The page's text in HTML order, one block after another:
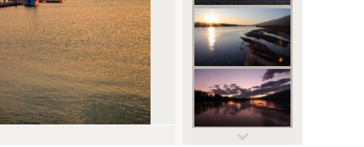
© Zopidis Lefteris